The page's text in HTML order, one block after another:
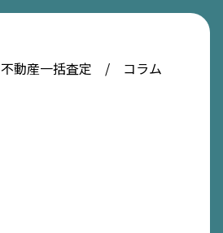
不動産一括査定 コラム